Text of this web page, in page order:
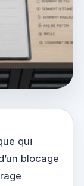
qui
blocage